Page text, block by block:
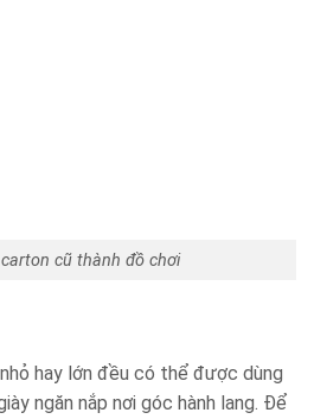
carton cũ thành đồ chơi
hay lớn đều có thể được dùng
ngăn nắp nơi góc hành lang. Để